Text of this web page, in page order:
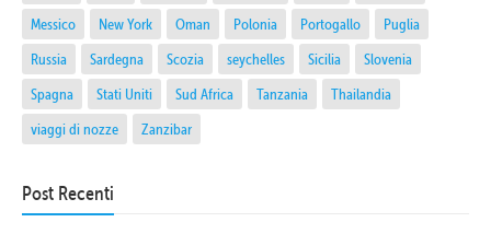
Messico
New York Oman Polonia Portogallo
Puglia
Russia
Sardegna Scozia seychelles Sicilia
Slovenia
Spagna
Stati Uniti Sud Africa Tanzania
Thailandia
viaggi di nozze
Zanzibar
Post Recenti